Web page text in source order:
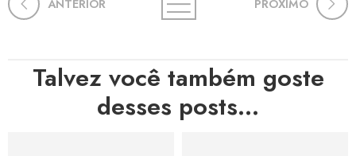
ANTERIOR PRÓXIMO
Talvez você também goste
desses posts...